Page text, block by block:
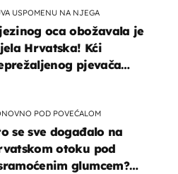
USPOMENU NA NJEGA
oca obožavala je
Hrvatska! Kći
pjevača
POD POVEĆALOM
se sve događalo na
otoku pod
glumcem?